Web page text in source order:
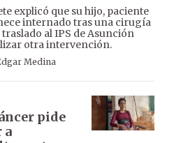
explicó que su hijo, paciente
internado tras una cirugía
al IPS de Asunción
otra intervención.
Medina
pide
a